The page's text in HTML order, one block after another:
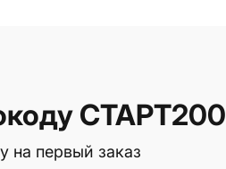
СТАРТ200
на первый заказ